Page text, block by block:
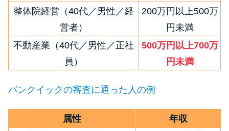
年収が低い＆他社借入があると
落ちる？バンクイックの口コミ
を分析
合わせ先とシーン別の問い合わ
整体院経営（40代／男性／経
営者）
200万円以上500万
円未満
不動産業（40代／男性／正社
員）
500万円以上700万
円未満
バンクイックの審査に通った人の例
属性
年収